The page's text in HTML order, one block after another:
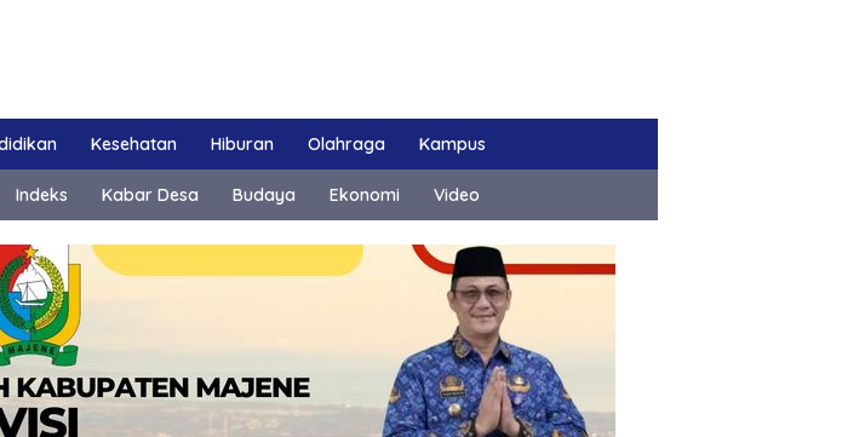
Kesehatan Hiburan Olahraga Kampus
Indeks Kabar Desa Budaya Ekonomi Video